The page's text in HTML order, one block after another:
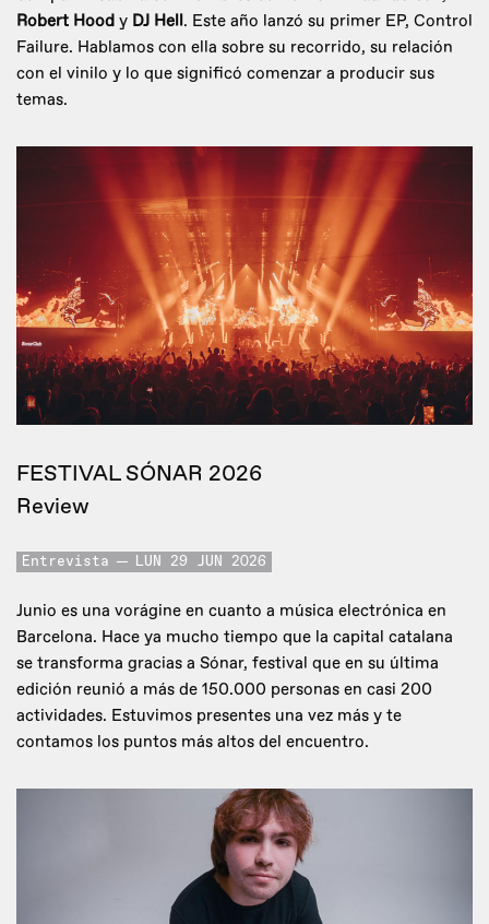
Robert Hood y DJ Hell. Este año lanzó su primer EP, Control
Failure. Hablamos con ella sobre su recorrido, su relación
con el vinilo y lo que significó comenzar a producir sus
temas.
FESTIVAL SÓNAR 2026
Review
Entrevista LUN 29 JUN 2026
Junio es una vorágine en cuanto a música electrónica en
Barcelona. Hace ya mucho tiempo que la capital catalana
se transforma gracias a Sónar, festival que en su última
edición reunió a más de 150.000 personas en casi 200
actividades. Estuvimos presentes una vez más y te
contamos los puntos más altos del encuentro.